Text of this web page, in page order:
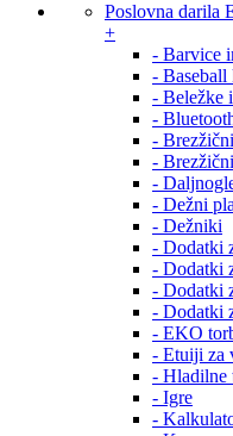
Poslovna darila
+
- Barvice
- Baseball
- Beležke
-
-
-
-
- Dežni
- Dežniki
- Dodatki
- Dodatki
- Dodatki
- Dodatki
- EKO
- Etuiji za
- Hladilne
- Igre
-